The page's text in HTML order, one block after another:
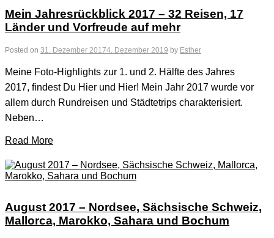
Mein Jahresrückblick 2017 – 32 Reisen, 17
Länder und Vorfreude auf mehr
Posted on 31. Dezember 20174. Dezember 2019 by Esther
Meine Foto-Highlights zur 1. und 2. Hälfte des Jahres
2017, findest Du Hier und Hier! Mein Jahr 2017 wurde vor
allem durch Rundreisen und Städtetrips charakterisiert.
Neben…
Read More
August 2017 – Nordsee, Sächsische Schweiz,
Mallorca, Marokko, Sahara und Bochum